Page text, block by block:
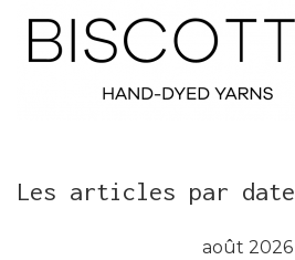
Les articles par date
août 2026